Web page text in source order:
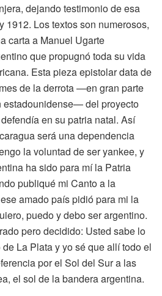
dejando testimonio de esa
1912. Los textos son numerosos,
carta a Manuel Ugarte
que propugnó toda su vida
Esta pieza epistolar data de
de la derrota —en gran parte
estadounidense— del proyecto
en su patria natal. Así
será una dependencia
la voluntad de ser yankee, y
ha sido para mí la Patria
publiqué mi Canto a la
amado país pidió para mi la
puedo y debo ser argentino.
pero decidido: Usted sabe lo
La Plata y yo sé que allí todo el
por el Sol del Sur a las
el sol de la bandera argentina.